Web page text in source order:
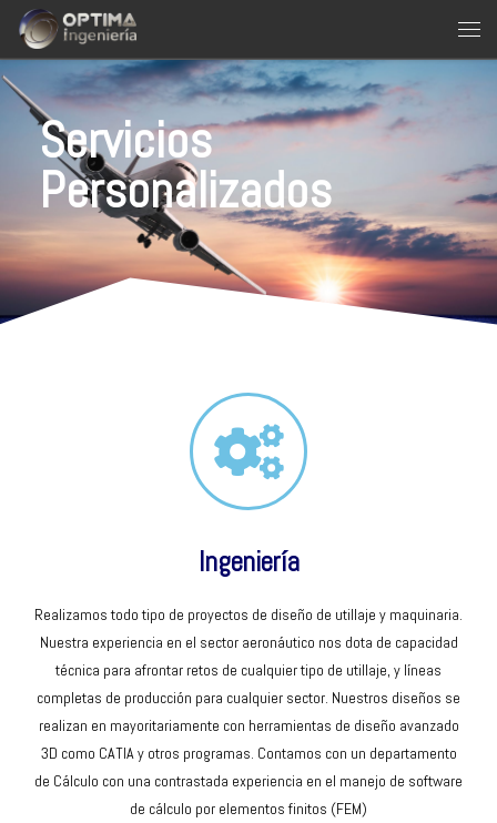
Saltar al contenido
Servicios
Personalizados
Ingeniería
Realizamos todo tipo de proyectos de diseño de utillaje y maquinaria.
Nuestra experiencia en el sector aeronáutico nos dota de capacidad
técnica para afrontar retos de cualquier tipo de utillaje, y líneas
completas de producción para cualquier sector. Nuestros diseños se
realizan en mayoritariamente con herramientas de diseño avanzado
3D como CATIA y otros programas. Contamos con un departamento
de Cálculo con una contrastada experiencia en el manejo de software
de cálculo por elementos finitos (FEM)